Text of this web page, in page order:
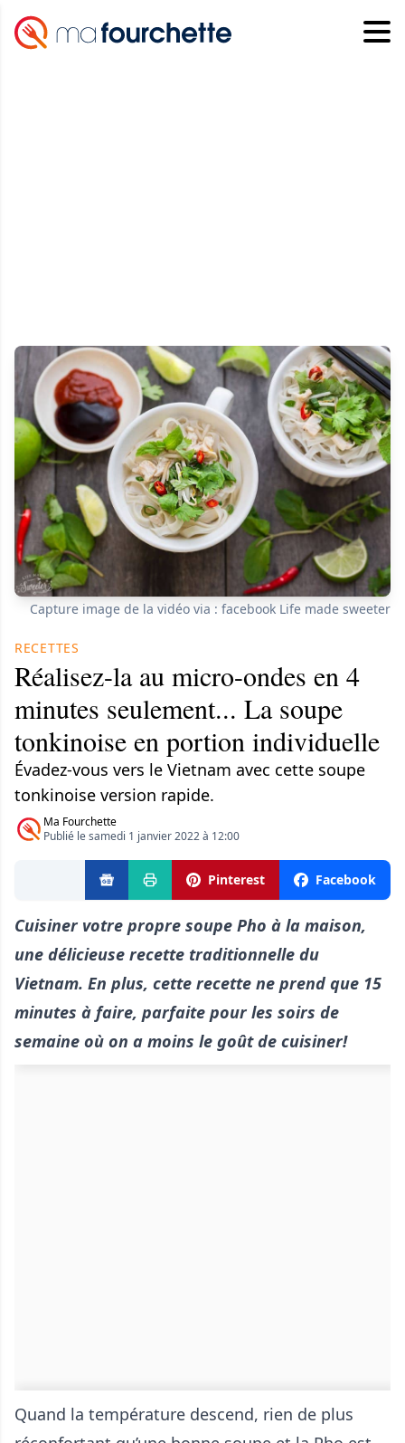
Capture image de la vidéo via : facebook Life made sweeter
RECETTES
Réalisez-la au micro-ondes en 4
minutes seulement... La soupe
tonkinoise en portion individuelle
Évadez-vous vers le Vietnam avec cette soupe
tonkinoise version rapide.
Ma Fourchette
Publié le samedi 1 janvier 2022 à 12:00
Pinterest Facebook
Cuisiner votre propre soupe Pho à la maison,
une délicieuse recette traditionnelle du
Vietnam. En plus, cette recette ne prend que 15
minutes à faire, parfaite pour les soirs de
semaine où on a moins le goût de cuisiner!
Quand la température descend, rien de plus